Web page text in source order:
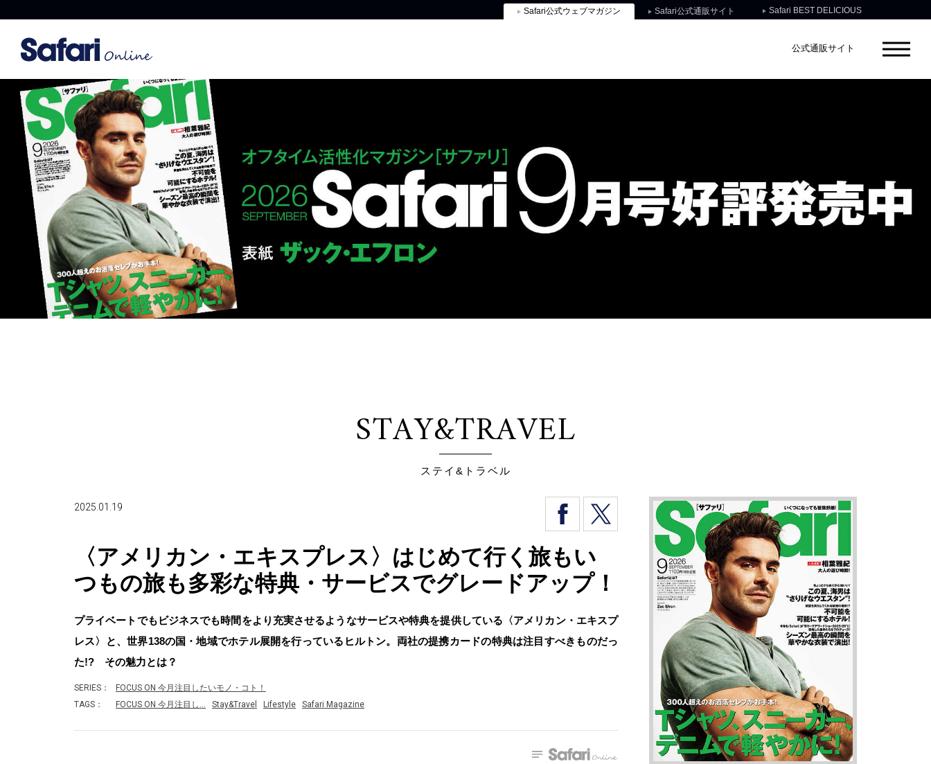
Safari公式ウェブマガジン Safari公式通販サイト Safari BEST DELICIOUS
公式通販サイト
STAY&TRAVEL
ステイ&トラベル
2025.01.19
〈アメリカン・エキスプレス〉はじめて行く旅もい
つもの旅も多彩な特典・サービスでグレードアップ！
プライベートでもビジネスでも時間をより充実させるようなサービスや特典を提供している〈アメリカン・エキスプ
レス〉と、世界138の国・地域でホテル展開を行っているヒルトン。両社の提携カードの特典は注目すべきものだっ
た!? その魅力とは？
SERIES：
FOCUS ON 今月注目したいモノ・コト！
TAGS：
FOCUS ON 今月注目し… Stay&Travel Lifestyle Safari Magazine